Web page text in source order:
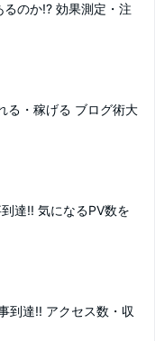
のか!? 効果測定・注
る・稼げる ブログ術大
達!! 気になるPV数を
到達!! アクセス数・収